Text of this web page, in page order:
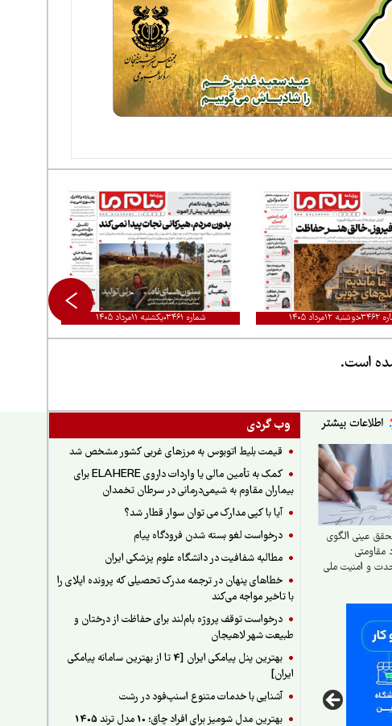
دوشنبه ۱۲مرداد ۱۴۰۵ شماره ۳۴۶۱ یکشنبه ۱۱مرداد ۱۴۰۵
است.
وب گردی
قیمت بلیط اتوبوس به مرزهای غربی کشور مشخص شد
کمک به تأمین مالی یا واردات داروی ELAHERE برای
بیماران مقاوم به شیمی‌درمانی در سرطان تخمدان
آیا با کپی مدارک می توان سوار قطار شد؟
درخواست لغو بسته شدن فرودگاه پیام
مطالبه شفافیت در دانشگاه علوم پزشکی ایران
خطاهای پنهان در ترجمه مدرک تحصیلی که پرونده اپلای را
با تاخیر مواجه می‌کند
درخواست توقف پروژه بام‌لند برای حفاظت از درختان و
طبیعت شهر لاهیجان
بهترین پنل پیامکی ایران [4 تا از بهترین سامانه پیامکی
ایران]
آشنایی با خدمات متنوع اسنپ‌فود در رشت
بهترین مدل شومیز برای افراد چاق؛ 10 مدل ترند 1405
عینی الگوی
مقاومتی
و امنیت ملی